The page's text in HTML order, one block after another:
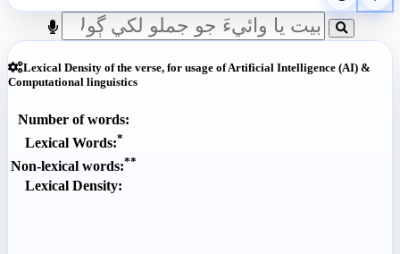
Lexical Density of the verse, for usage of Artificial Intelligence (AI) &
Computational linguistics
Number of words:
Lexical Words:*
Non-lexical words:**
Lexical Density: